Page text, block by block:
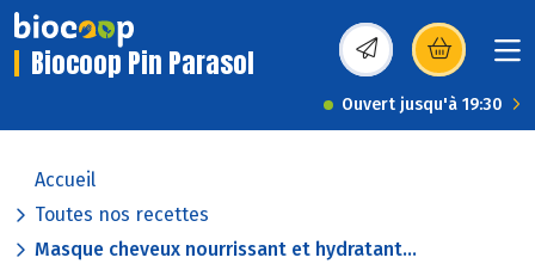
Biocoop Pin Parasol (s’ouvre dans une
Ouvert jusqu'à 19:30
Accueil
Toutes nos recettes
Masque cheveux nourrissant et hydratant...